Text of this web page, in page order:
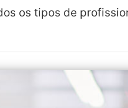
os tipos de